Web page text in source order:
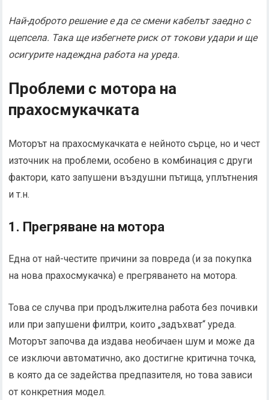
Най-доброто решение е да се смени кабелът заедно с
щепсела. Така ще избегнете риск от токови удари и ще
осигурите надеждна работа на уреда.
Проблеми с мотора на
прахосмукачката
Моторът на прахосмукачката е нейното сърце, но и чест
източник на проблеми, особено в комбинация с други
фактори, като запушени въздушни пътища, уплътнения
и т.н.
1. Прегряване на мотора
Една от най-честите причини за повреда (и за покупка
на нова прахосмукачка) е прегряването на мотора.
Това се случва при продължителна работа без почивки
или при запушени филтри, които „задъхват“ уреда.
Моторът започва да издава необичаен шум и може да
се изключи автоматично, ако достигне критична точка,
в която да се задейства предпазителя, но това зависи
от конкретния модел.